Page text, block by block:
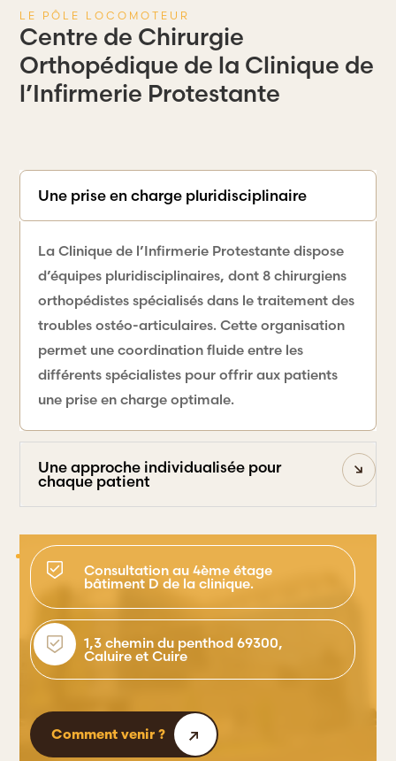
LE PÔLE LOCOMOTEUR
Centre de Chirurgie
Orthopédique de la Clinique de
l’Infirmerie Protestante
Une prise en charge pluridisciplinaire
La Clinique de l’Infirmerie Protestante dispose
d’équipes pluridisciplinaires, dont 8 chirurgiens
orthopédistes spécialisés dans le traitement des
troubles ostéo-articulaires. Cette organisation
permet une coordination fluide entre les
différents spécialistes pour offrir aux patients
une prise en charge optimale.
Une approche individualisée pour
chaque patient
Consultation au 4ème étage
bâtiment D de la clinique.
1,3 chemin du penthod 69300,
Caluire et Cuire
Comment venir ?